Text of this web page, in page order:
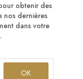
obtenir des
nos dernières
dans votre